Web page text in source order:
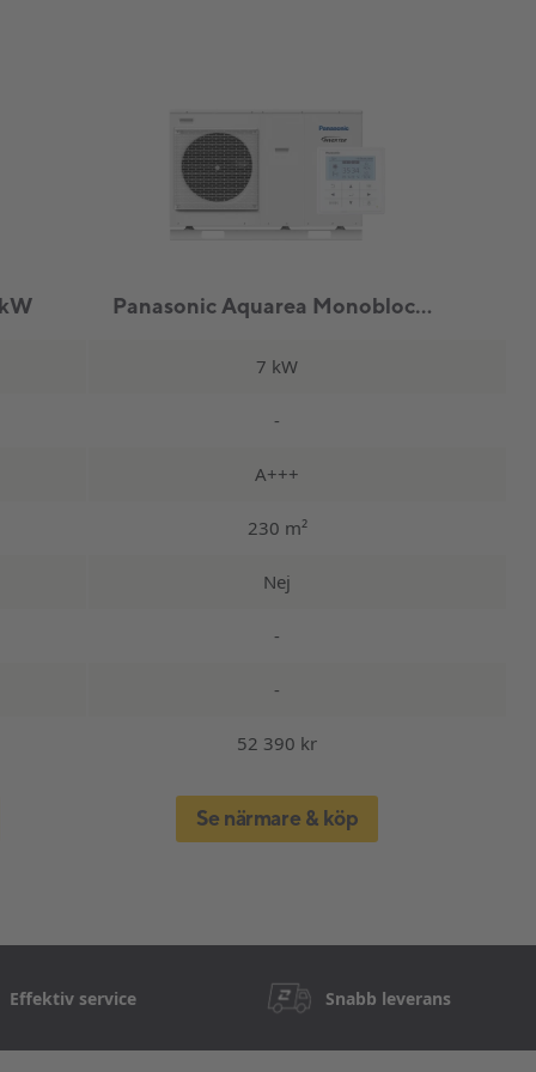
Panasonic Aquarea Monoblock Enfas 7kW
7 kW
-
A+++
230 m²
Nej
-
-
52 390 kr
Se närmare & köp
Effektiv service Snabb leverans